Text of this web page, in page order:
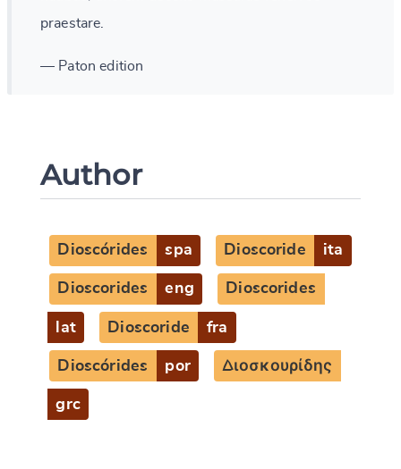
praestare.
— Paton edition
Author
Dioscórides spa Dioscoride ita
Dioscorides eng Dioscorides
lat Dioscoride fra
Dioscórides por Διοσκουρίδης
grc